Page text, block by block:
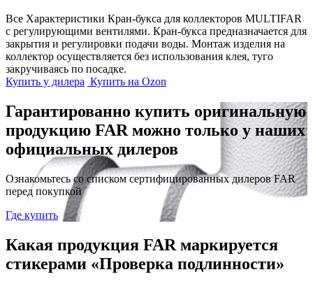
Все Характеристики Кран-букса для коллекторов MULTIFAR
с регулирующими вентилями. Кран-букса предназначается для
закрытия и регулировки подачи воды. Монтаж изделия на
коллектор осуществляется без использования клея, туго
закручиваясь по посадке.
Купить у дилера Купить на Ozon
Гарантированно купить оригинальную
продукцию FAR можно только у наших
официальных дилеров
Ознакомьтесь со списком сертифицированных дилеров FAR
перед покупкой
Где купить
Какая продукция FAR маркируется
стикерами «Проверка подлинности»